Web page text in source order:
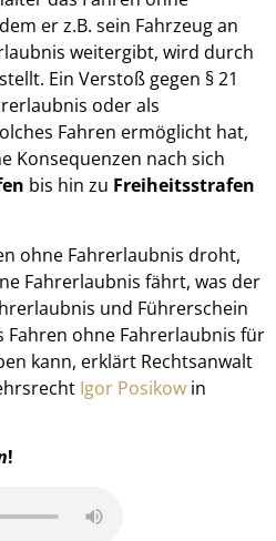
er z.B. sein Fahrzeug an
weitergibt, wird durch
Ein Verstoß gegen § 21
oder als
Fahren ermöglicht hat,
Konsequenzen nach sich
bis hin zu Freiheitsstrafen
ohne Fahrerlaubnis droht,
Fahrerlaubnis fährt, was der
und Führerschein
Fahren ohne Fahrerlaubnis für
kann, erklärt Rechtsanwalt
Igor Posikow in
!